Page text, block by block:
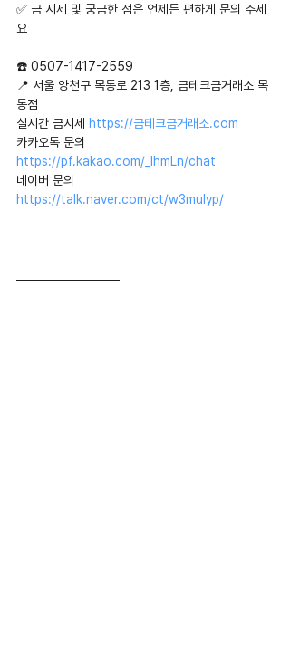
✅ 금 시세 및 궁금한 점은 언제든 편하게 문의 주세
요
☎️ 0507-1417-2559
📍 서울 양천구 목동로 213 1층, 금테크금거래소 목
동점
실시간 금시세
https://금테크금거래소.com
카카오톡 문의
https://pf.kakao.com/_IhmLn/chat
네이버 문의
https://talk.naver.com/ct/w3mulyp/